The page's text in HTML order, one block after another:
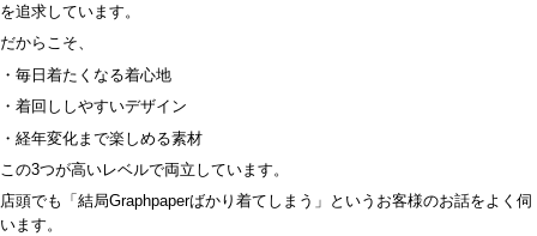
を追求しています。
だからこそ、
・毎日着たくなる着心地
・着回ししやすいデザイン
・経年変化まで楽しめる素材
この3つが高いレベルで両立しています。
店頭でも「結局Graphpaperばかり着てしまう」というお客様のお話をよく伺
います。